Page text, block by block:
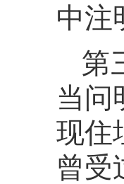
中注
第
当问
现住
曾受